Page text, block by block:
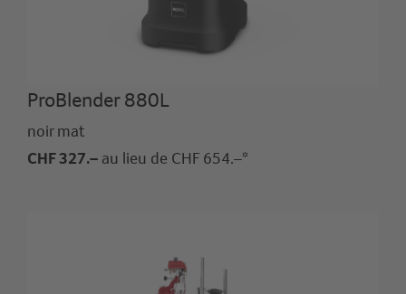
ProBlender 880L
noir mat
CHF 327.– au lieu de CHF 654.–*